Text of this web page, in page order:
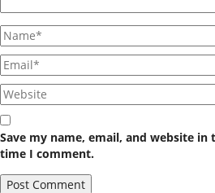
Save my name, email, and website
time I comment.